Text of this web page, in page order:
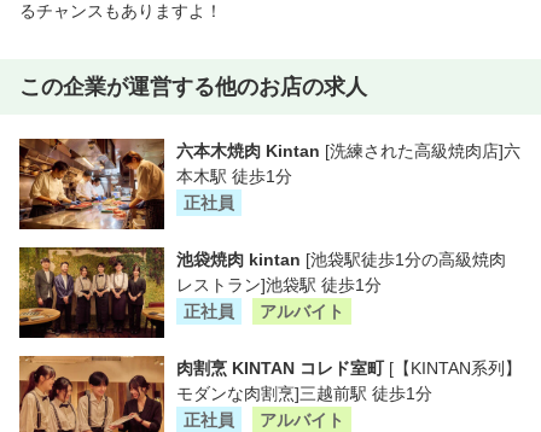
るチャンスもありますよ！
この企業が運営する他のお店の求人
六本木焼肉 Kintan [洗練された高級焼肉店]六
本木駅 徒歩1分
正社員
池袋焼肉 kintan [池袋駅徒歩1分の高級焼肉
レストラン]池袋駅 徒歩1分
正社員
アルバイト
肉割烹 KINTAN コレド室町[【KINTAN系列】
モダンな肉割烹]三越前駅 徒歩1分
正社員
アルバイト